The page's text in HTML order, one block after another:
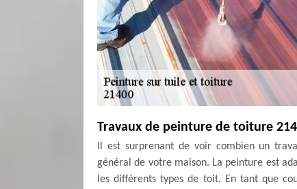
Travaux de peinture de toiture
Il est surprenant de voir combien un
général de votre maison. La peinture est
les différents types de toit. En tant que